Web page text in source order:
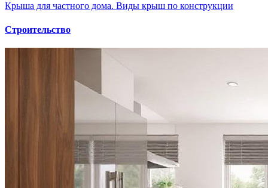
Крыша для частного дома. Виды крыш по конструкции
Строительство